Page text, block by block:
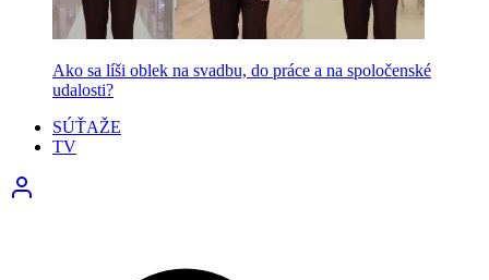
Ako sa líši oblek na svadbu, do práce a na spoločenské
udalosti?
SÚŤAŽE
TV